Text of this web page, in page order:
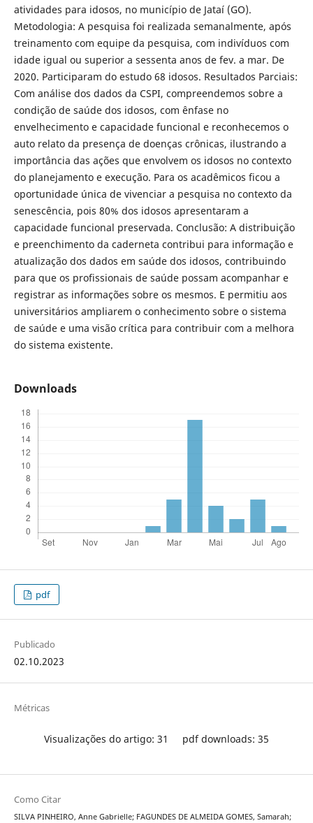
atividades para idosos, no município de Jataí (GO).
Metodologia: A pesquisa foi realizada semanalmente, após
treinamento com equipe da pesquisa, com indivíduos com
idade igual ou superior a sessenta anos de fev. a mar. De
2020. Participaram do estudo 68 idosos. Resultados Parciais:
Com análise dos dados da CSPI, compreendemos sobre a
condição de saúde dos idosos, com ênfase no
envelhecimento e capacidade funcional e reconhecemos o
auto relato da presença de doenças crônicas, ilustrando a
importância das ações que envolvem os idosos no contexto
do planejamento e execução. Para os acadêmicos ficou a
oportunidade única de vivenciar a pesquisa no contexto da
senescência, pois 80% dos idosos apresentaram a
capacidade funcional preservada. Conclusão: A distribuição
e preenchimento da caderneta contribui para informação e
atualização dos dados em saúde dos idosos, contribuindo
para que os profissionais de saúde possam acompanhar e
registrar as informações sobre os mesmos. E permitiu aos
universitários ampliarem o conhecimento sobre o sistema
de saúde e uma visão crítica para contribuir com a melhora
do sistema existente.
Downloads
pdf
Publicado
02.10.2023
Métricas
Visualizações do artigo: 31 pdf downloads: 35
Como Citar
SILVA PINHEIRO, Anne Gabrielle; FAGUNDES DE ALMEIDA GOMES, Samarah;